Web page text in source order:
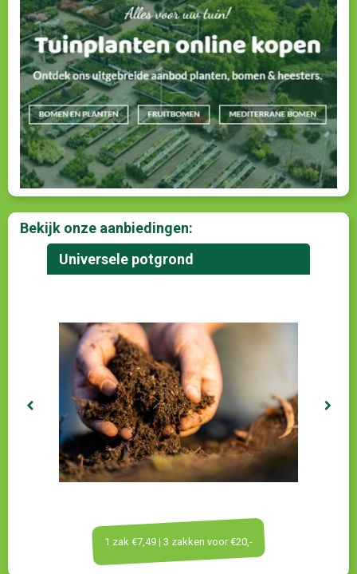
Bekijk onze aanbiedingen:
Universele potgrond
1 zak €7,49 | 3 zakken voor €20,-